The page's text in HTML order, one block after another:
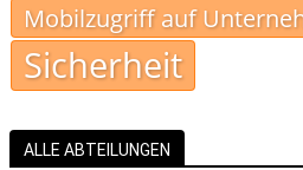
Mobilzugriff auf
Sicherheit
ALLE ABTEILUNGEN